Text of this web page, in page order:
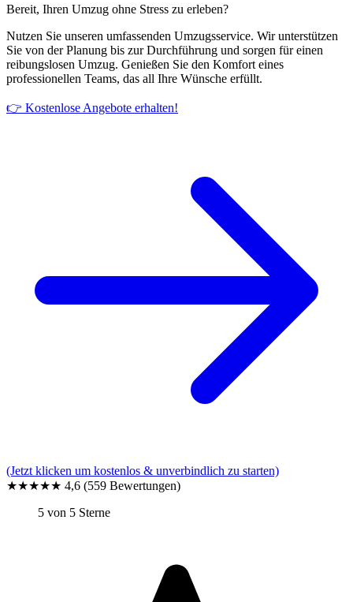
Bereit, Ihren Umzug ohne Stress zu erleben?
Nutzen Sie unseren umfassenden Umzugsservice. Wir unterstützen
Sie von der Planung bis zur Durchführung und sorgen für einen
reibungslosen Umzug. Genießen Sie den Komfort eines
professionellen Teams, das all Ihre Wünsche erfüllt.
👉 Kostenlose Angebote erhalten!
(Jetzt klicken um kostenlos & unverbindlich zu starten)
★★★★★ 4,6 (559 Bewertungen)
5 von 5 Sterne